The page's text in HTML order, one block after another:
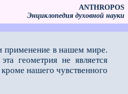
ANTHROPOS
Энциклопедия духовной науки
применение в нашем мире.
геометрия не является
нашего чувственного